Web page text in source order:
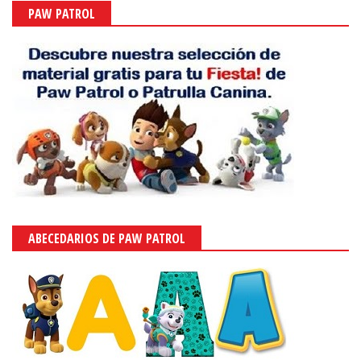
PAW PATROL
ABECEDARIOS DE PAW PATROL